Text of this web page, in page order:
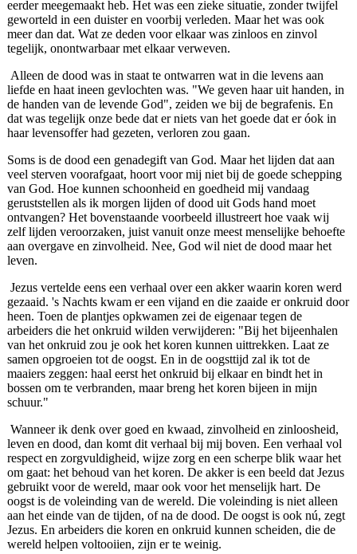
eerder meegemaakt heb. Het was een zieke situatie, zonder twijfel
geworteld in een duister en voorbij verleden. Maar het was ook
meer dan dat. Wat ze deden voor elkaar was zinloos en zinvol
tegelijk, onontwarbaar met elkaar verweven.
Alleen de dood was in staat te ontwarren wat in die levens aan
liefde en haat ineen gevlochten was. "We geven haar uit handen, in
de handen van de levende God", zeiden we bij de begrafenis. En
dat was tegelijk onze bede dat er niets van het goede dat er óok in
haar levensoffer had gezeten, verloren zou gaan.
Soms is de dood een genadegift van God. Maar het lijden dat aan
veel sterven voorafgaat, hoort voor mij niet bij de goede schepping
van God. Hoe kunnen schoonheid en goedheid mij vandaag
geruststellen als ik morgen lijden of dood uit Gods hand moet
ontvangen? Het bovenstaande voorbeeld illustreert hoe vaak wij
zelf lijden veroorzaken, juist vanuit onze meest menselijke behoefte
aan overgave en zinvolheid. Nee, God wil niet de dood maar het
leven.
Jezus vertelde eens een verhaal over een akker waarin koren werd
gezaaid. 's Nachts kwam er een vijand en die zaaide er onkruid door
heen. Toen de plantjes opkwamen zei de eigenaar tegen de
arbeiders die het onkruid wilden verwijderen: "Bij het bijeenhalen
van het onkruid zou je ook het koren kunnen uittrekken. Laat ze
samen opgroeien tot de oogst. En in de oogsttijd zal ik tot de
maaiers zeggen: haal eerst het onkruid bij elkaar en bindt het in
bossen om te verbranden, maar breng het koren bijeen in mijn
schuur."
Wanneer ik denk over goed en kwaad, zinvolheid en zinloosheid,
leven en dood, dan komt dit verhaal bij mij boven. Een verhaal vol
respect en zorgvuldigheid, wijze zorg en een scherpe blik waar het
om gaat: het behoud van het koren. De akker is een beeld dat Jezus
gebruikt voor de wereld, maar ook voor het menselijk hart. De
oogst is de voleinding van de wereld. Die voleinding is niet alleen
aan het einde van de tijden, of na de dood. De oogst is ook nú, zegt
Jezus. En arbeiders die koren en onkruid kunnen scheiden, die de
wereld helpen voltooiien, zijn er te weinig.